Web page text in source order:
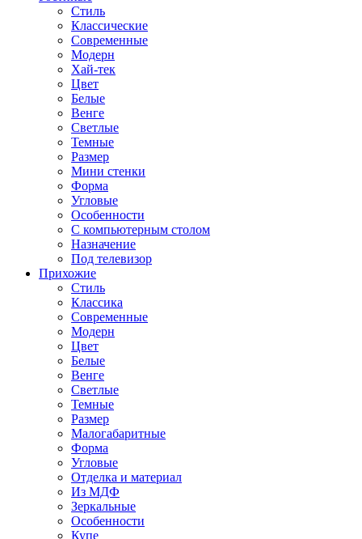
Стиль
Классические
Современные
Модерн
Хай-тек
Цвет
Белые
Венге
Светлые
Темные
Размер
Мини стенки
Форма
Угловые
Особенности
С компьютерным столом
Назначение
Под телевизор
Прихожие
Стиль
Классика
Современные
Модерн
Цвет
Белые
Венге
Светлые
Темные
Размер
Малогабаритные
Форма
Угловые
Отделка и материал
Из МДФ
Зеркальные
Особенности
Купе